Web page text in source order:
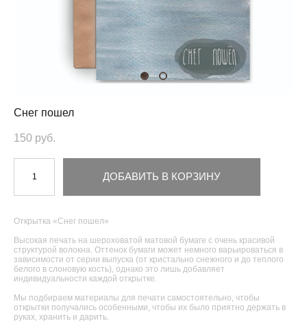
Снег пошел
150 pуб.
ДОБАВИТЬ В КОРЗИНУ
Открытка «Снег пошел»
Высокая печать на шероховатой матовой бумаге с очень красивой
структурой волокна. Оттенок бумаги может немного варьироваться в
зависимости от серии выпуска (от кристально снежного и до теплого
белого в слоновую кость), однако это лишь добавляет
индивидуальности каждой открытке.
Мы подбираем материалы для печати самостоятельно, чтобы
открытки получались особенными, чтобы их было приятно держать в
руках, хранить и дарить.